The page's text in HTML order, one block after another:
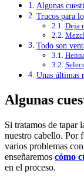
Algunas
Trucos para
Deja
Todo son
Unas últimas
Algunas
Si tratamos de tapar
nuestro cabello. Por
varios problemas
enseñaremos cómo
en el proceso.